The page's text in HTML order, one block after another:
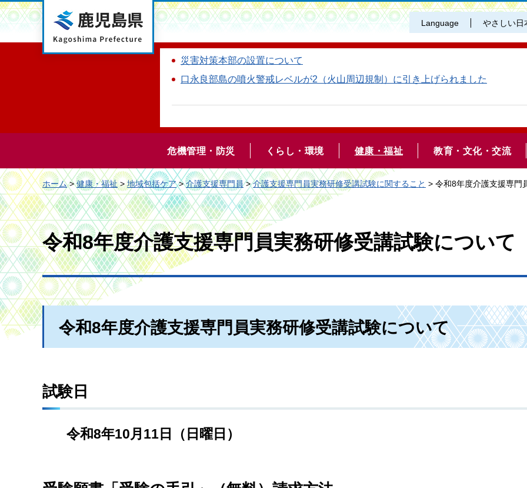
鹿児島県 Language やさしい日
災害対策本部の設置について
口永良部島の噴火警戒レベルが2（火山周辺規制）に引き上げられました
危機管理・防災 くらし・環境 健康・福祉 教育・文化・交流
ホーム>健康・福祉>地域包括ケア>介護支援専門員>介護支援専門員実務研修受講試験に関すること > 令和8年度介護支援専門
令和8年度介護支援専門員実務研修受講試験について
令和8年度介護支援専門員実務研修受講試験について
試験日
令和8年10月11日（日曜日）